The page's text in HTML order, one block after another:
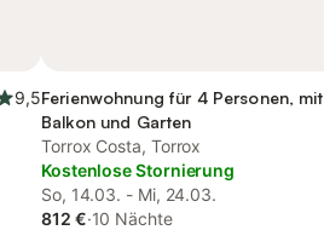
9,5Ferienwohnung für 4 Personen, mit
Balkon und Garten
Torrox Costa, Torrox
Kostenlose Stornierung
So, 14.03. - Mi, 24.03.
812 €·10 Nächte